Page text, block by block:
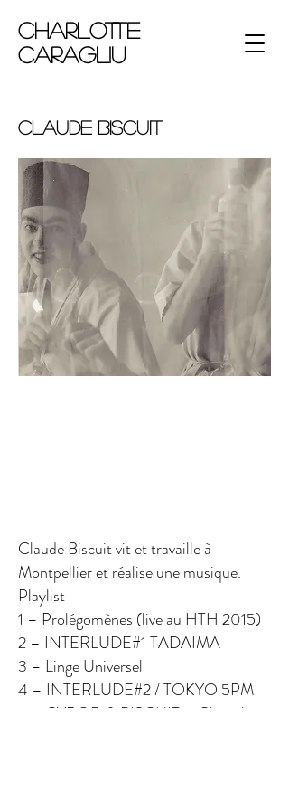
Charlotte
Caragliu
Claude Biscuit
Claude Biscuit vit et travaille à
Montpellier et réalise une musique.
Playlist
1 – Prolégomènes (live au HTH 2015)
2 – INTERLUDE#1 TADAIMA
3 – Linge Universel
4 – INTERLUDE#2 / TOKYO 5PM
5 – CYROD & BISCUIT – Chocolate